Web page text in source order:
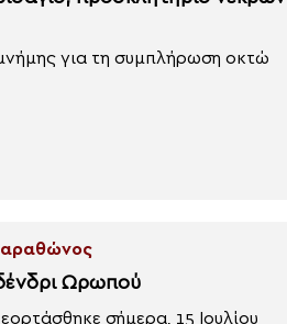
για τη συμπλήρωση οκτώ
Ωρωπού
σήμερα, 15 Ιουλίου